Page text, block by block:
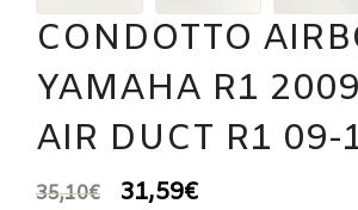
CONDOTTO
YAMAHA R1
AIR DUCT R1 09-
35,10€ 31,59€